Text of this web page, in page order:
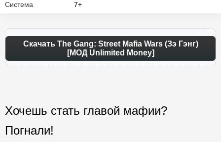
Система 7+
Скачать The Gang: Street Mafia Wars (Зэ Гэнг)
[МОД Unlimited Money]
Хочешь стать главой мафии?
Погнали!